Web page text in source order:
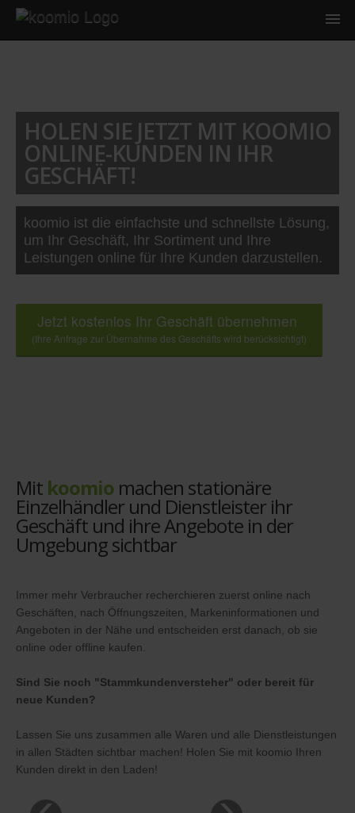
HOLEN SIE JETZT MIT KOOMIO
ONLINE-KUNDEN IN IHR
GESCHÄFT!
koomio ist die einfachste und schnellste Lösung,
um Ihr Geschäft, Ihr Sortiment und Ihre
Leistungen online für Ihre Kunden darzustellen.
Jetzt kostenlos Ihr Geschäft übernehmen
(Ihre Anfrage zur Übernahme des Geschäfts wird berücksichtigt)
Mit koomio machen stationäre
Einzelhändler und Dienstleister ihr
Geschäft und ihre Angebote in der
Umgebung sichtbar
Immer mehr Verbraucher recherchieren zuerst online nach
Geschäften, nach Öffnungszeiten, Markeninformationen und
Angeboten in der Nähe und entscheiden erst danach, ob sie
online oder offline kaufen.
Sind Sie noch "Stammkundenversteher" oder bereit für
neue Kunden?
Lassen Sie uns zusammen alle Waren und alle Dienstleistungen
in allen Städten sichtbar machen! Holen Sie mit koomio Ihren
Kunden direkt in den Laden!